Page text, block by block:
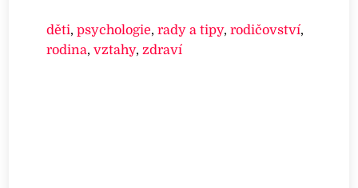
děti,psychologie,rady a tipy,rodičovství,
rodina,vztahy, zdraví